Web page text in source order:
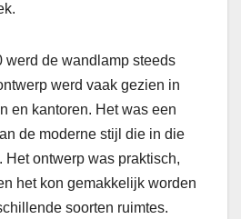
werd de wandlamp steeds
werd vaak gezien in
en kantoren. Het was een
de moderne stijl die in die
Het ontwerp was praktisch,
het kon gemakkelijk worden
soorten ruimtes.